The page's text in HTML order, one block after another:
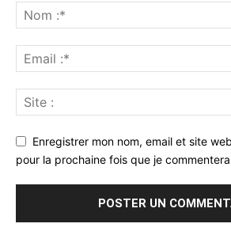
Enregistrer mon nom, email et site
pour la prochaine fois que je